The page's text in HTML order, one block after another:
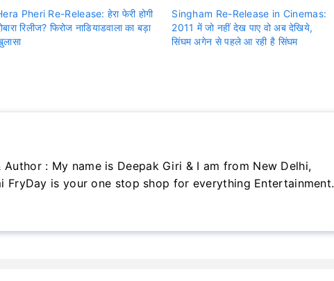
Pheri Re-Release: हेरा फेरी होगी
रिलीज? फिरोज नाडियाडवाला का बड़ा
Singham Re-Release in Cinemas:
2011 में जो नहीं देख पाए वो अब देखिये,
सिंघम अगेन से पहले आ रही है सिंघम
Author : My name is Deepak Giri & I am from New Delhi,
FryDay is your one stop shop for everything Entertainment.